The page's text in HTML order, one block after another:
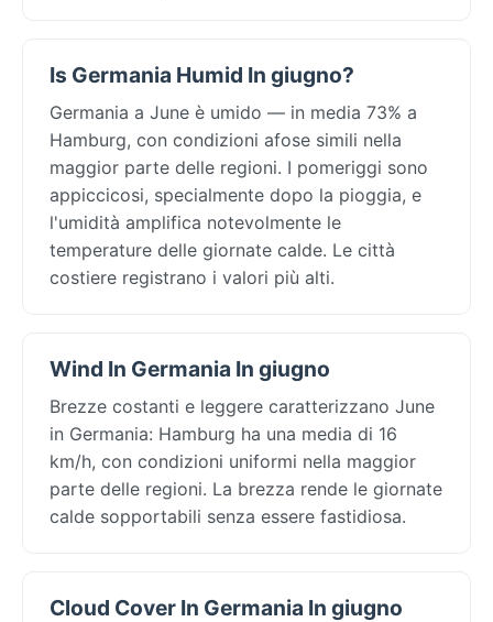
Is Germania Humid In giugno?
Germania a June è umido — in media 73% a
Hamburg, con condizioni afose simili nella
maggior parte delle regioni. I pomeriggi sono
appiccicosi, specialmente dopo la pioggia, e
l'umidità amplifica notevolmente le
temperature delle giornate calde. Le città
costiere registrano i valori più alti.
Wind In Germania In giugno
Brezze costanti e leggere caratterizzano June
in Germania: Hamburg ha una media di 16
km/h, con condizioni uniformi nella maggior
parte delle regioni. La brezza rende le giornate
calde sopportabili senza essere fastidiosa.
Cloud Cover In Germania In giugno